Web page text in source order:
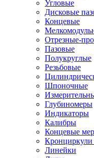
Угловые
Дисковые
Концевые
Отрезные-
Пазовые
Полукруглые
Резьбовые
Шпоночные
Глубиномеры
Индикаторы
Калибры
Концевые
Кронциркули
Линейки